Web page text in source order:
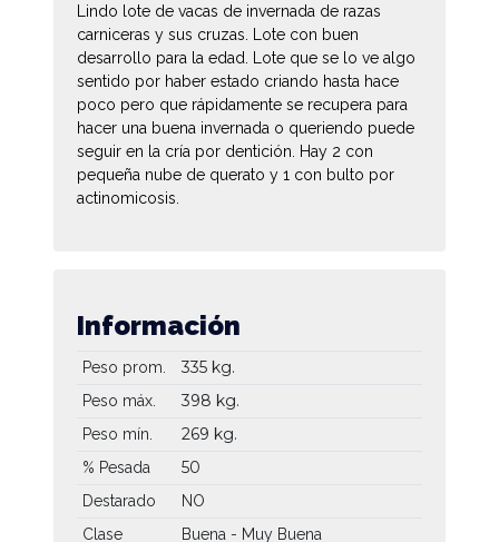
Lindo lote de vacas de invernada de razas
carniceras y sus cruzas. Lote con buen
desarrollo para la edad. Lote que se lo ve algo
sentido por haber estado criando hasta hace
poco pero que rápidamente se recupera para
hacer una buena invernada o queriendo puede
seguir en la cría por dentición. Hay 2 con
pequeña nube de querato y 1 con bulto por
actinomicosis.
Información
Peso prom. 335 kg.
Peso máx. 398 kg.
Peso mín. 269 kg.
% Pesada 50
Destarado
NO
Clase
Buena - Muy Buena